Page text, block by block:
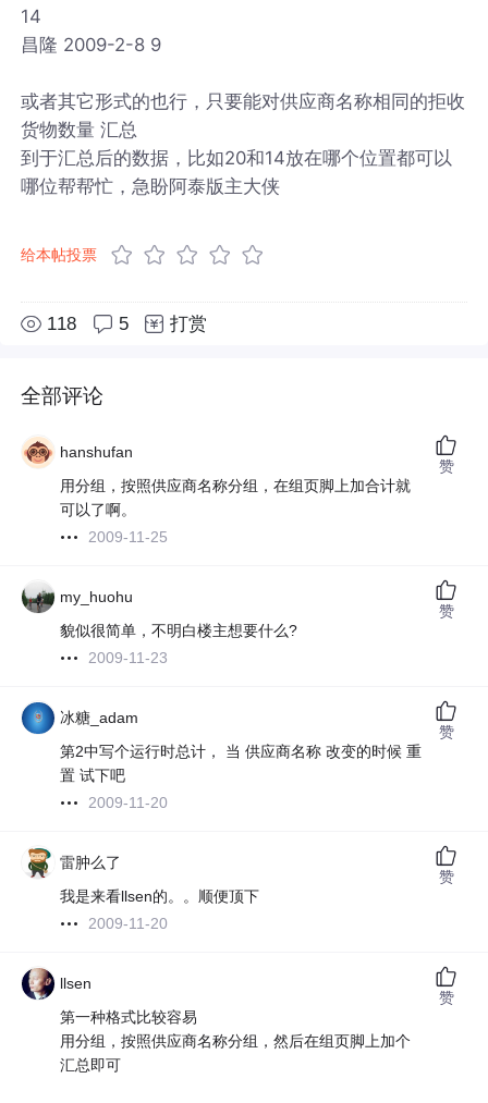
14
昌隆 2009-2-8 9
或者其它形式的也行，只要能对供应商名称相同的拒收
货物数量 汇总
到于汇总后的数据，比如20和14放在哪个位置都可以
哪位帮帮忙，急盼阿泰版主大侠
给本帖投票
118 5 打赏
全部评论
hanshufan
用分组，按照供应商名称分组，在组页脚上加合计就
可以了啊。
2009-11-25
赞
my_huohu
貌似很简单，不明白楼主想要什么?
2009-11-23
赞
冰糖_adam
第2中写个运行时总计， 当 供应商名称 改变的时候 重
置 试下吧
2009-11-20
赞
雷肿么了
我是来看llsen的。。顺便顶下
2009-11-20
赞
llsen
第一种格式比较容易
用分组，按照供应商名称分组，然后在组页脚上加个
汇总即可
赞